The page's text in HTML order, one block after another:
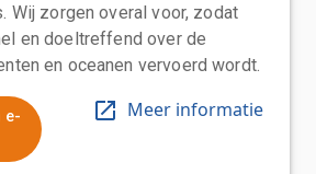
Wij zorgen overal voor, zodat
en doeltreffend over de
en oceanen vervoerd wordt.
e-
Meer informatie